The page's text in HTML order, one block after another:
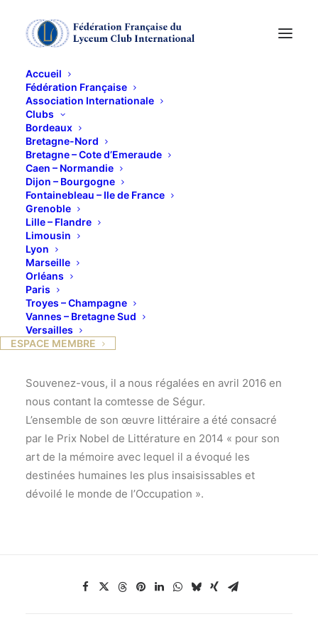
Accueil
Fédération Française
Association Internationale
Clubs
Bordeaux
Bretagne-Nord
Bretagne – Cote d’Emeraude
Caen – Normandie
Dijon – Bourgogne
Fontainebleau – Ile de France
Grenoble
Lille – Flandre
Limousin
Lyon
Marseille
Orléans
Paris
Troyes – Champagne
Vannes – Bretagne Sud
Versailles
ESPACE MEMBRE
Patrick MODIANO
8 NOVEMBRE 2018
Conférence « Patrick Modiano », prix Nobel de
littérature en 2014, par Alain LANAVERE, ancien
élève de l’Ecole Normale Supérieure (rue d’Ulm),
professeur agrégé de lettres classiques. Auteur de
nombreuses publications et ouvrages, il a été Maître
de conférences à l’Université de la Sorbonne, et à
Souvenez-vous, il a nous régalées en avril 2016 en
nous contant la comtesse de Ségur.
L’ensemble de son œuvre littéraire a été consacré
par le Prix Nobel de Littérature en 2014 « pour son
art de la mémoire avec lequel il a évoqué les
destinées humaines les plus insaisissables et
dévoilé le monde de l’Occupation ».